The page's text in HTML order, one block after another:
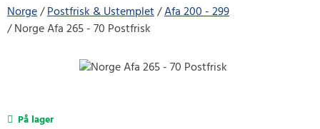
Norge Postfrisk & Ustemplet Afa 200 - 299
Norge Afa 265 - 70 Postfrisk
På lager